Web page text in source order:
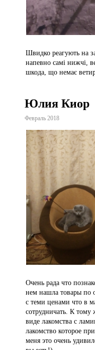
Швидко реагують на
напевно самі нижчі,
шкода, що немає
Юлия Киор
Февраль 2018
Очень рада что
нем нашла товары по
с теми ценами что в
сотрудничать. К тому
виде лакомства с
лакомство которое
меня это очень